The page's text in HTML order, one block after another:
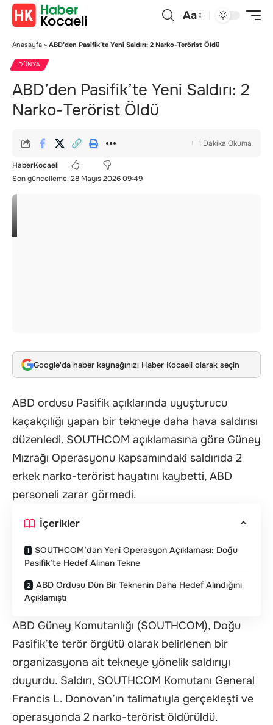
Aa
Anasayfa » ABD’den Pasifik’te Yeni Saldırı: 2 Narko-Terörist Öldü
DÜNYA
ABD’den Pasifik’te Yeni Saldırı: 2
Narko-Terörist Öldü
Son güncelleme: 28 Mayıs 2026 09:49
HaberKocaeli
1 Dakika Okuma
Google'da haber kaynağınızı Haber Kocaeli olarak seçin
ABD ordusu Pasifik açıklarında uyuşturucu
kaçakçılığı yapan bir tekneye daha hava saldırısı
düzenledi. SOUTHCOM açıklamasına göre Güney
Mızrağı Operasyonu kapsamındaki saldırıda 2
erkek narko-terörist hayatını kaybetti, ABD
personeli zarar görmedi.
İçerikler
SOUTHCOM’dan Yeni Operasyon Açıklaması: Doğu
Pasifik’te Hedef Alınan Tekne
ABD Ordusu Dün Bir Teknenin Daha Hedef Alındığını
Açıklamıştı
ABD Güney Komutanlığı (SOUTHCOM), Doğu
Pasifik’te terör örgütü olarak belirlenen bir
organizasyona ait tekneye yönelik saldırıyı
duyurdu. Saldırı, SOUTHCOM Komutanı General
Francis L. Donovan’ın talimatıyla gerçekleşti ve
operasyonda 2 narko-terörist öldürüldü.